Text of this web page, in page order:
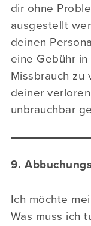
dir ohne
ausgestellt
deinen
eine Gebühr
Missbrauch zu
deiner
unbrauchbar
9.
Ich möchte
Was muss ich